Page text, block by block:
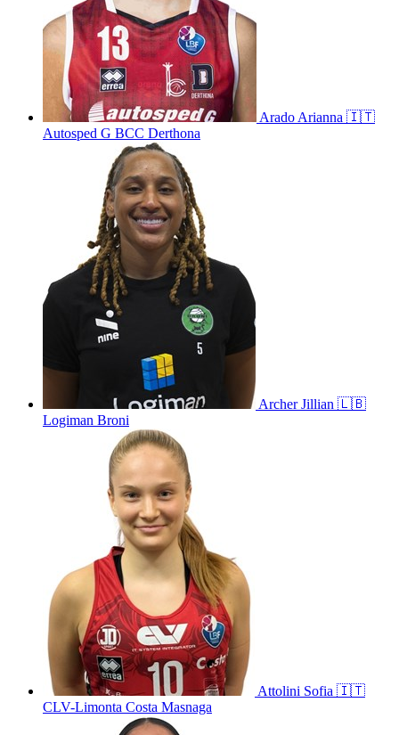
AradoArianna 🇮🇹
Autosped G BCC Derthona
ArcherJillian 🇱🇧
Logiman Broni
Attolini Sofia 🇮🇹
CLV-Limonta Costa Masnaga